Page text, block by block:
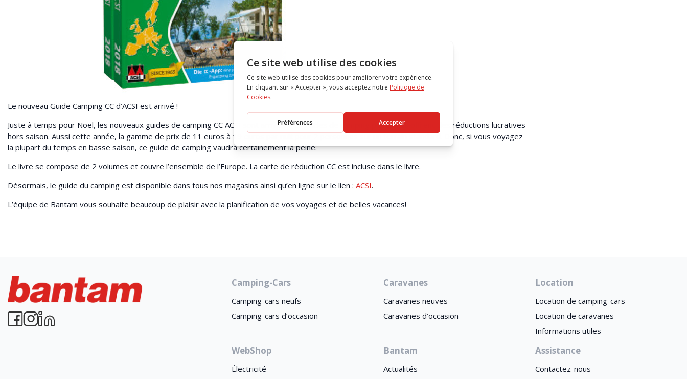
Le nouveau Guide Camping CC d’ACSI est arrivé !
Juste à temps pour Noël, les nouveaux guides de camping CC ACSI sont arrivés. Les guides de camping populaires offrent des réductions lucratives
hors saison. Aussi cette année, la gamme de prix de 11 euros à 19 euros par nuit pour 2 personnes sur un terrain standard. Donc, si vous voyagez
la plupart du temps en basse saison, ce guide de camping vaudra certainement la peine.
Le livre se compose de 2 volumes et couvre l’ensemble de l’Europe. La carte de réduction CC est incluse dans le livre.
Désormais, le guide du camping est disponible dans tous nos magasins ainsi qu’en ligne sur le lien : ACSI.
L’équipe de Bantam vous souhaite beaucoup de plaisir avec la planification de vos voyages et de belles vacances!
Camping-Cars
Camping-cars neufs
Camping-cars d’occasion
Caravanes
Caravanes neuves
Caravanes d’occasion
Location
Location de camping-cars
Location de caravanes
Informations utiles
WebShop
Électricité
Bantam
Actualités
Assistance
Contactez-nous